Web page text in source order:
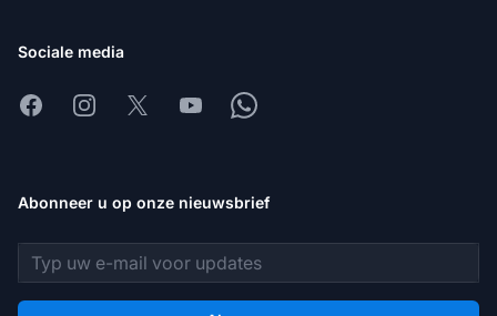
Sociale media
FacebookInstagram
X YoutubeWhatsapp
Abonneer u op onze nieuwsbrief
E-mailadres